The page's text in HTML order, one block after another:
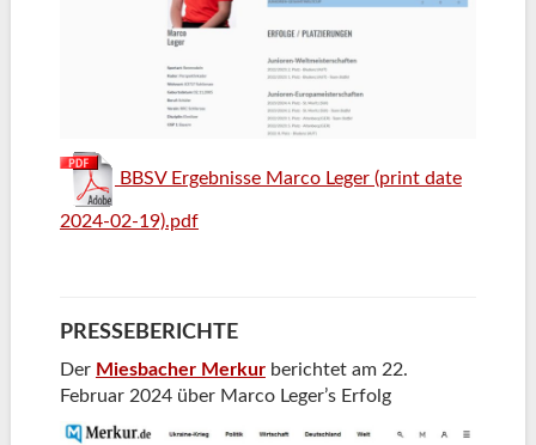
BBSV Ergebnisse Marco Leger (print date
2024-02-19).pdf
PRESSEBERICHTE
Der Miesbacher Merkurberichtet am 22.
Februar 2024 über Marco Leger’s Erfolg